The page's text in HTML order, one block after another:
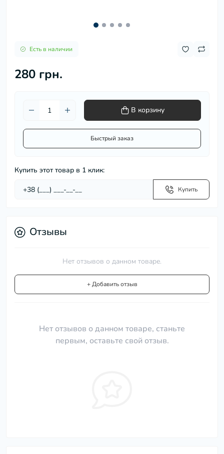
Есть в наличии
280 грн.
В корзину
Быстрый заказ
Купить этот товар в 1 клик:
Купить
Отзывы
Нет отзывов о данном товаре.
+ Добавить отзыв
Нет отзывов о данном товаре, станьте
первым, оставьте свой отзыв.